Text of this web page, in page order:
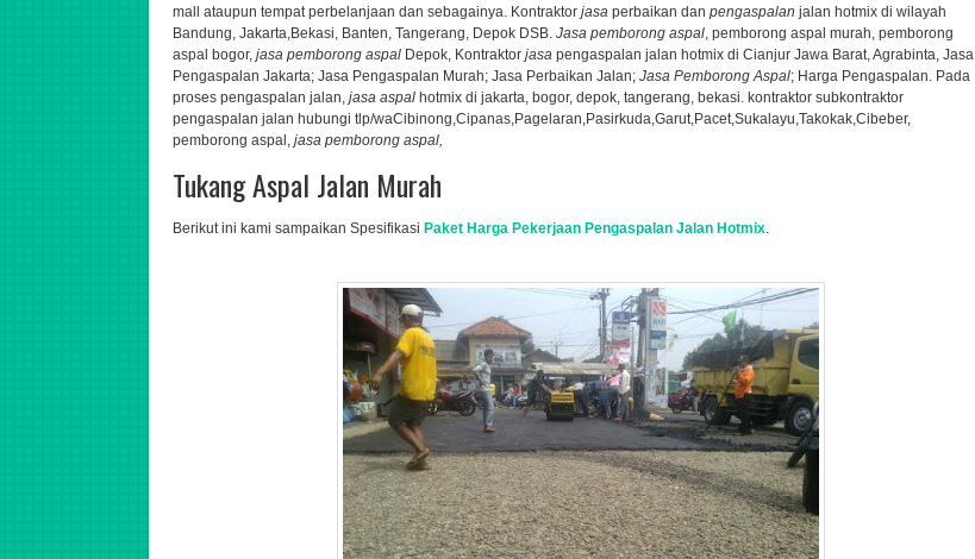
mall ataupun tempat perbelanjaan dan sebagainya. Kontraktor jasa perbaikan dan pengaspalan jalan hotmix di wilayah
Bandung, Jakarta,Bekasi, Banten, Tangerang, Depok DSB. Jasa pemborong aspal, pemborong aspal murah, pemborong
aspal bogor, jasa pemborong aspal Depok, Kontraktor jasa pengaspalan jalan hotmix di Cianjur Jawa Barat, Agrabinta, Jasa
Pengaspalan Jakarta; Jasa Pengaspalan Murah; Jasa Perbaikan Jalan; Jasa Pemborong Aspal; Harga Pengaspalan. Pada
proses pengaspalan jalan, jasa aspal hotmix di jakarta, bogor, depok, tangerang, bekasi. kontraktor subkontraktor
pengaspalan jalan hubungi tlp/waCibinong,Cipanas,Pagelaran,Pasirkuda,Garut,Pacet,Sukalayu,Takokak,Cibeber​,
pemborong aspal, jasa pemborong aspal,
Tukang Aspal Jalan Murah
Berikut ini kami sampaikan Spesifikasi Paket Harga Pekerjaan Pengaspalan Jalan Hotmix.